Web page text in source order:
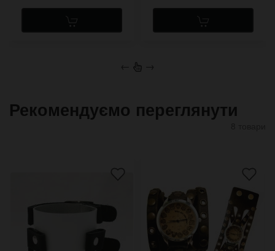
← →
Рекомендуємо переглянути